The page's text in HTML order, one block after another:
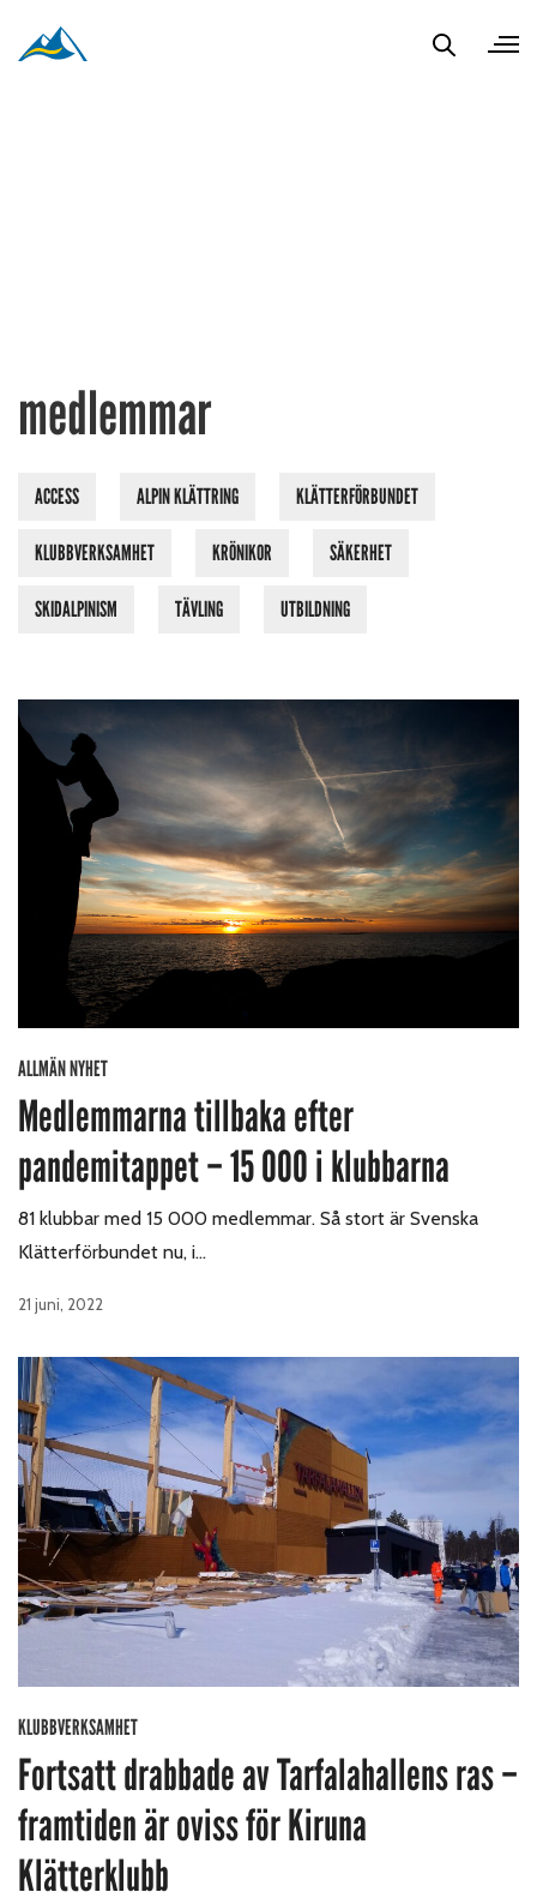
medlemmar
ACCESS ALPIN KLÄTTRING KLÄTTERFÖRBUNDET
KLUBBVERKSAMHET KRÖNIKOR SÄKERHET
SKIDALPINISM TÄVLING UTBILDNING
ALLMÄN NYHET
Medlemmarna tillbaka efter
pandemitappet – 15 000 i klubbarna
81 klubbar med 15 000 medlemmar. Så stort är Svenska
Klätterförbundet nu, i…
21 juni, 2022
KLUBBVERKSAMHET
Fortsatt drabbade av Tarfalahallens ras –
framtiden är oviss för Kiruna
Klätterklubb